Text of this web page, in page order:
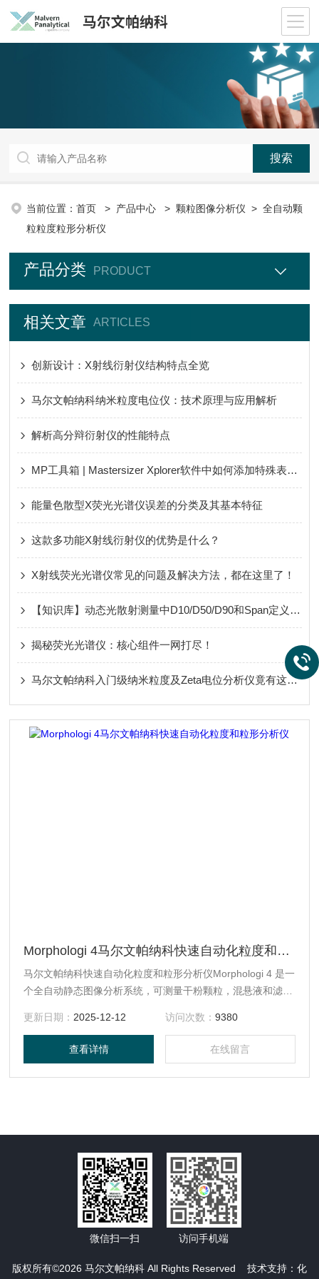
当前位置：首页 > 产品中心 >颗粒图像分析仪 >全自动颗
粒粒度粒形分析仪
产品分类 PRODUCT
相关文章 ARTICLES
创新设计：X射线衍射仪结构特点全览
马尔文帕纳科纳米粒度电位仪：技术原理与应用解析
解析高分辩衍射仪的性能特点
MP工具箱 | Mastersizer Xplorer软件中如何添加特殊表征值？
能量色散型X荧光光谱仪误差的分类及其基本特征
这款多功能X射线衍射仪的优势是什么？
X射线荧光光谱仪常见的问题及解决方法，都在这里了！
【知识库】动态光散射测量中D10/D50/D90和Span定义详解
揭秘荧光光谱仪：核心组件一网打尽！
马尔文帕纳科入门级纳米粒度及Zeta电位分析仪竟有这么多应用！
Morphologi 4马尔文帕纳科快速自动化粒度和粒形分析仪
马尔文帕纳科快速自动化粒度和粒形分析仪Morphologi 4 是一
个全自动静态图像分析系统，可测量干粉颗粒，混悬液和滤膜
需求，是昂贵且耗时的手动显微镜的理想替代工具。由于*自
动化运行且数据分析简单，与手动方法相比，节约大量的时
行可靠的可重复测量。
更新日期： 2025-12-12 访问次数： 9380
查看详情 在线留言
版权所有©2026 马尔文帕纳科 All Rights Reserved 技术支持： 化
微信扫一扫 访问手机端